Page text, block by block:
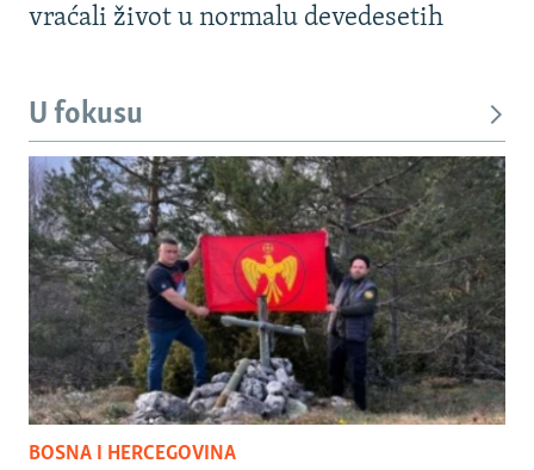
vraćali život u normalu devedesetih
U fokusu
BOSNA I HERCEGOVINA